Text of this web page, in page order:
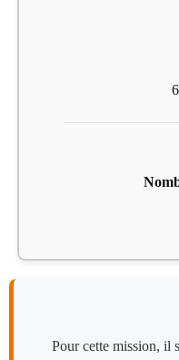
Pour cette mission, il